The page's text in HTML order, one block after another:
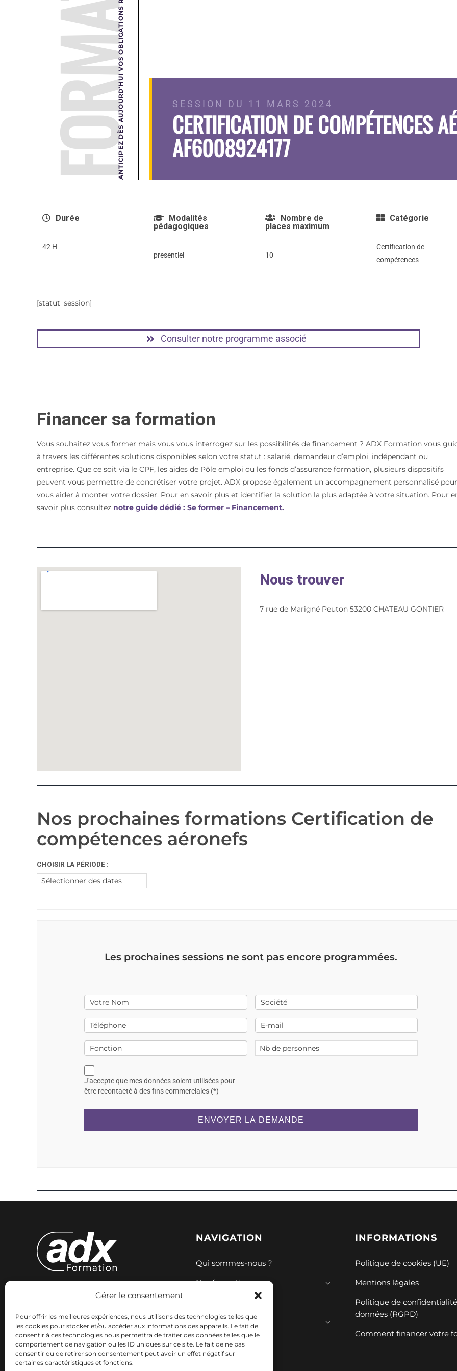
Gérer le consentement
Pour offrir les meilleures expériences, nous utilisons des technologies telles que
les cookies pour stocker et/ou accéder aux informations des appareils. Le fait de
consentir à ces technologies nous permettra de traiter des données telles que le
comportement de navigation ou les ID uniques sur ce site. Le fait de ne pas
consentir ou de retirer son consentement peut avoir un effet négatif sur
certaines caractéristiques et fonctions.
SESSION DU 11 MARS 2024
CERTIFICATION DE COMPÉTENCES
AF6008924177
Durée
42 H
Modalités
pédagogiques
presentiel
Nombre de
places maximum
10
Catégorie
Certification de
compétences
[statut_session]
Consulter notre programme associé
Financer sa formation
Vous souhaitez vous former mais vous vous interrogez sur les possibilités de financement ? ADX Formation vous
à travers les différentes solutions disponibles selon votre statut : salarié, demandeur d’emploi, indépendant ou
entreprise. Que ce soit via le CPF, les aides de Pôle emploi ou les fonds d’assurance formation, plusieurs dispositifs
peuvent vous permettre de concrétiser votre projet. ADX propose également un accompagnement personnalisé pour
vous aider à monter votre dossier. Pour en savoir plus et identifier la solution la plus adaptée à votre situation. Pour
savoir plus consulteznotre guide dédié : Se former – Financement.
Nous trouver
7 rue de Marigné Peuton 53200 CHATEAU GONTIER
Nos prochaines formations Certification de
compétences aéronefs
CHOISIR LA PÉRIODE :
Les prochaines sessions ne sont pas encore programmées.
J'accepte que mes données soient utilisées pour
être recontacté à des fins commerciales (*)
ENVOYER LA DEMANDE
Expertise et innovation pour votre
votre réussite professionnelle avec
des solutions adaptées.
NAVIGATION
Qui sommes-nous ?
Nos formations
Ressources
Contact
INFORMATIONS
Politique de cookies (UE)
Mentions légales
Politique de
données (RGPD)
Comment financer votre